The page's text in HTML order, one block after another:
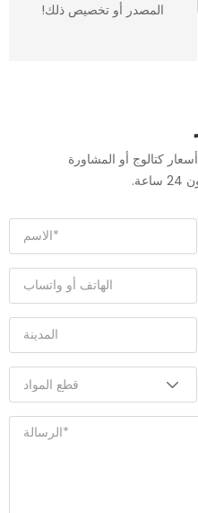
المصدر أو تخصيص ذلك!
كتالوج أو المشاورة